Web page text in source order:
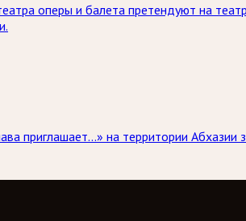
оперы и балета претендуют на
приглашает…» на территории Абхазии